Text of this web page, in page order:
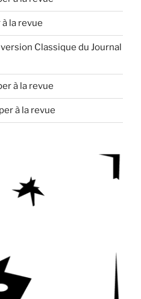
la revue
Classique du Journal
à la revue
à la revue